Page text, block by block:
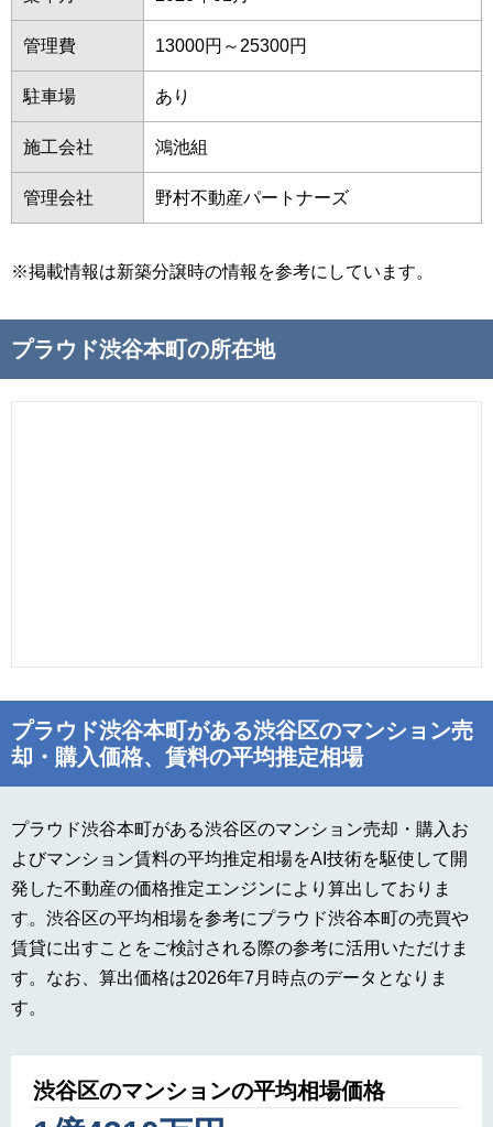
管理費 13000円～25300円
駐車場 あり
施工会社 鴻池組
管理会社 野村不動産パートナーズ
※掲載情報は新築分譲時の情報を参考にしています。
プラウド渋谷本町の所在地
プラウド渋谷本町がある渋谷区のマンション売
却・購入価格、賃料の平均推定相場
プラウド渋谷本町がある渋谷区のマンション売却・購入お
よびマンション賃料の平均推定相場をAI技術を駆使して開
発した不動産の価格推定エンジンにより算出しておりま
す。渋谷区の平均相場を参考にプラウド渋谷本町の売買や
賃貸に出すことをご検討される際の参考に活用いただけま
す。なお、算出価格は2026年7月時点のデータとなりま
す。
渋谷区のマンションの平均相場価格